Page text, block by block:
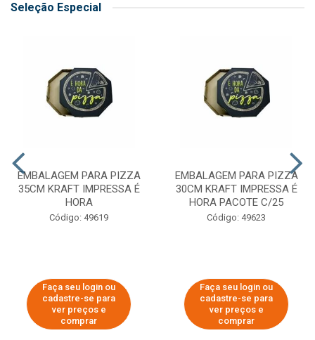
Seleção Especial
EMBALAGEM PARA PIZZA
35CM KRAFT IMPRESSA É
HORA
Código: 49619
Faça seu login ou
cadastre-se para
ver preços e
comprar
EMBALAGEM PARA PIZZA
30CM KRAFT IMPRESSA É
HORA PACOTE C/25
Código: 49623
Faça seu login ou
cadastre-se para
ver preços e
comprar